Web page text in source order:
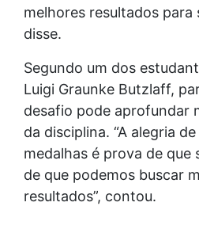
melhores resultados para
disse.
Segundo um dos
Luigi Graunke Butzlaff,
desafio pode aprofundar
da disciplina. “A alegria
medalhas é prova de que
de que podemos buscar
resultados”, contou.